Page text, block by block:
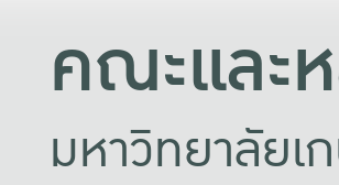
คณะและ
มหาวิทยาลัยเ